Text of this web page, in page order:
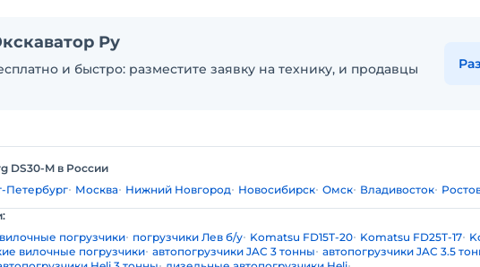
Ру
и быстро: разместите заявку на технику, и продавцы
DS30-M в России
Петербург Москва Нижний Новгород Новосибирск Омск Владивосток
погрузчики погрузчики Лев б/у Komatsu FD15T-20 Komatsu FD25T-17
вилочные погрузчики автопогрузчики JAC 3 тонны автопогрузчики JAC 3.5